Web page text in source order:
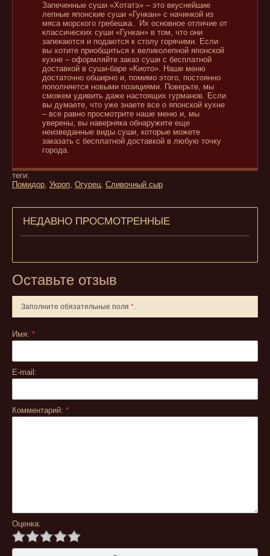
Запеченные суши «Хотатэ» – это вкуснейшие
лепные японские суши «Гункан» с начинкой из
мяса морского гребешка. Их основное отличие от
классических суши «Гункан» в том, что они
запекаются и подаются к столу горячими. Если
вы хотите приобщиться к великолепной японской
кухне – оформляйте заказ суши с бесплатной
доставкой в суши-баре «Киото». Наше меню
достаточно обширно и, помимо этого, постоянно
пополняется новыми позициями. Поверьте, мы
сможем удивить даже настоящих гурманов. Если
вы думаете, что уже знаете все о японской кухне
– все равно просмотрите наше меню и, мы
уверены, вы наверняка обнаружите еще
неизведанные виды суши, которые можете
заказать с бесплатной доставкой в любую точку
города.
теги:
Помидор, Укроп, Огурец, Сливочный сыр
НЕДАВНО ПРОСМОТРЕННЫЕ
Оставьте отзыв
Заполните обязательные поля *.
Имя: *
E-mail:
Комментарий: *
Оценка: